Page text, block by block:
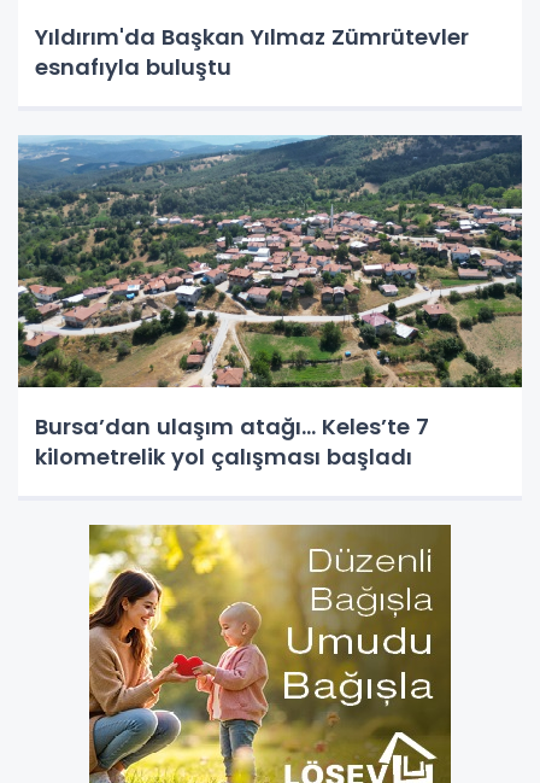
Yıldırım'da Başkan Yılmaz Zümrütevler
esnafıyla buluştu
Bursa’dan ulaşım atağı... Keles’te 7
kilometrelik yol çalışması başladı